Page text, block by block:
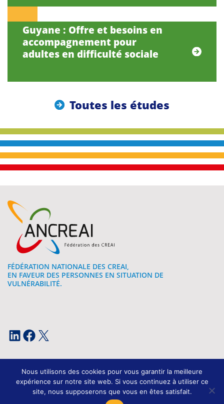
Guyane : Offre et besoins en
accompagnement pour
adultes en difficulté sociale
Toutes les études
FÉDÉRATION NATIONALE DES CREAI,
EN FAVEUR DES PERSONNES EN SITUATION DE
VULNÉRABILITÉ.
LinkedIn Facebook X
Mentions légales
Nous utilisons des cookies pour vous garantir la meilleure
expérience sur notre site web. Si vous continuez à utiliser ce
site, nous supposerons que vous en êtes satisfait.